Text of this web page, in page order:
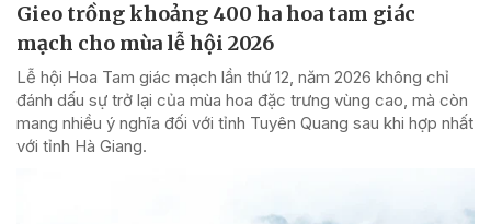
Gieo trồng khoảng 400 ha hoa tam giác
mạch cho mùa lễ hội 2026
Lễ hội Hoa Tam giác mạch lần thứ 12, năm 2026 không chỉ
đánh dấu sự trở lại của mùa hoa đặc trưng vùng cao, mà còn
mang nhiều ý nghĩa đối với tỉnh Tuyên Quang sau khi hợp nhất
với tỉnh Hà Giang.